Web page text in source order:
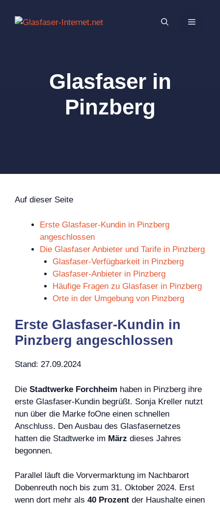
Inhalt
MENÜ
Glasfaser in
Pinzberg
Auf dieser Seite
Erste Glasfaser-Kundin in Pinzberg
angeschlossen
Die Glasfaser Anbieter und Tarife in Pinzberg
Glasfaser-Verfügbarkeit in Pinzberg
Glasfaser-Anbieter in Pinzberg
Häufige Fragen zu Glasfaser in Pinzberg
Orte in der Umgebung von Pinzberg
Erste Glasfaser-Kundin in
Pinzberg angeschlossen
Stand: 27.09.2024
Die Stadtwerke Forchheim haben in Pinzberg ihre
erste Glasfaser-Kundin begrüßt. Sonja Kreller nutzt
nun über die Marke foOne einen schnellen
Anschluss. Den Ausbau des Glasfasernetzes
hatten die Stadtwerke im März dieses Jahres
begonnen.
Parallel läuft die Vorvermarktung im Nachbarort
Dobenreuth noch bis zum 31. Oktober 2024. Erst
wenn dort mehr als 40 Prozent der Haushalte einen